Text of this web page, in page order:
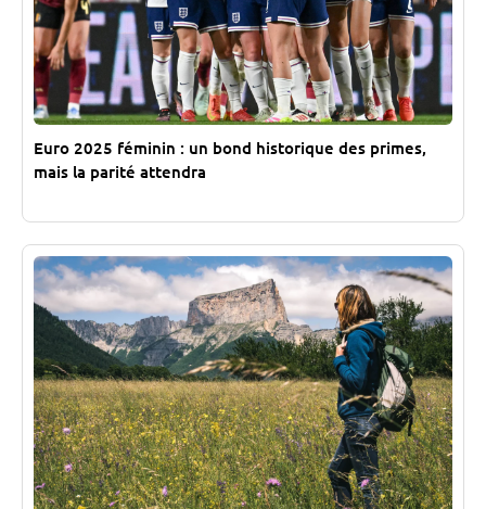
Euro 2025 féminin : un bond historique des primes,
mais la parité attendra